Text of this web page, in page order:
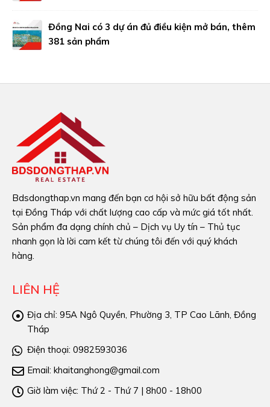
Đồng Nai có 3 dự án đủ điều kiện mở bán, thêm
381 sản phẩm
Bdsdongthap.vn mang đến bạn cơ hội sở hữu bất động sản
tại Đồng Tháp với chất lượng cao cấp và mức giá tốt nhất.
Sản phẩm đa dạng chính chủ – Dịch vụ Uy tín – Thủ tục
nhanh gọn là lời cam kết từ chúng tôi đến với quý khách
hàng.
LIÊN HỆ
Địa chỉ: 95A Ngô Quyền, Phường 3, TP Cao Lãnh, Đồng
Tháp
Điện thoại: 0982593036
Email: khaitanghong@gmail.com
Giờ làm việc: Thứ 2 - Thứ 7 | 8h00 - 18h00